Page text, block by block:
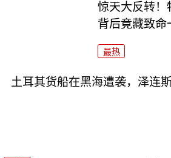
惊天大反转！
背后竟藏致命
最热
土耳其货船在黑海遭袭，泽连